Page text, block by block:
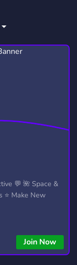
💬 🌺 Space &
⭐ Make New
Join Now